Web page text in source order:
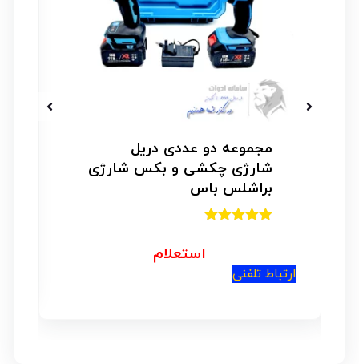
مجموعه دو عددی دریل
شارژی چکشی و بکس شارژی
براشلس باس
استعلام
ارتباط تلفنی